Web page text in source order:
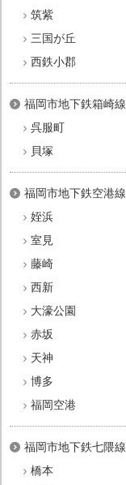
筑紫
三国が丘
西鉄小郡
福岡市地下鉄箱崎線
呉服町
貝塚
福岡市地下鉄空港線
姪浜
室見
藤崎
西新
大濠公園
赤坂
天神
博多
福岡空港
福岡市地下鉄七隈線
橋本